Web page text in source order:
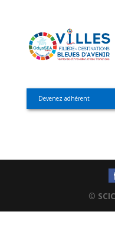
Devenez adhérent
©